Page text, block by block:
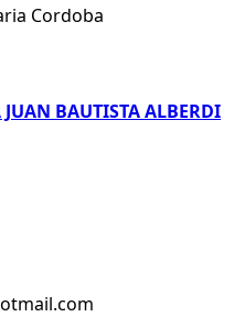
Cordoba
BAUTISTA ALBERDI